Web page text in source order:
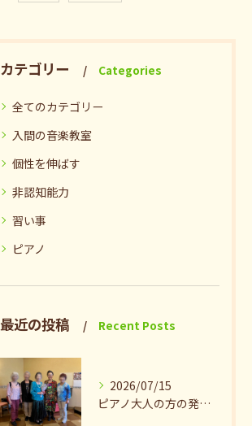
カテゴリー Categories
全てのカテゴリー
入間の音楽教室
個性を伸ばす
非認知能力
習い事
ピアノ
最近の投稿 Recent Posts
2026/07/15
ピアノ大人の方の発表会兼ねたお茶会🎵